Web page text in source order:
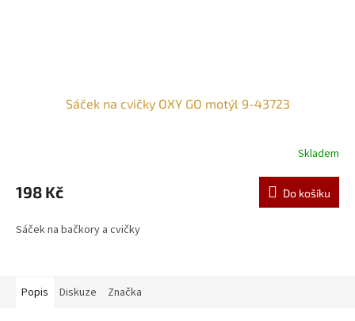
Sáček na cvičky OXY GO motýl 9-43723
Skladem
198 Kč Do košíku
Sáček na bačkory a cvičky
Popis Diskuze Značka